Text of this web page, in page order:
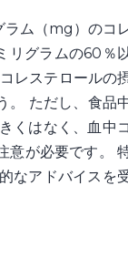
ラム（mg）のコ
リグラムの60％
レステロールの
。 ただし、食品
くはなく、血中コ
意が必要です。
なアドバイスを